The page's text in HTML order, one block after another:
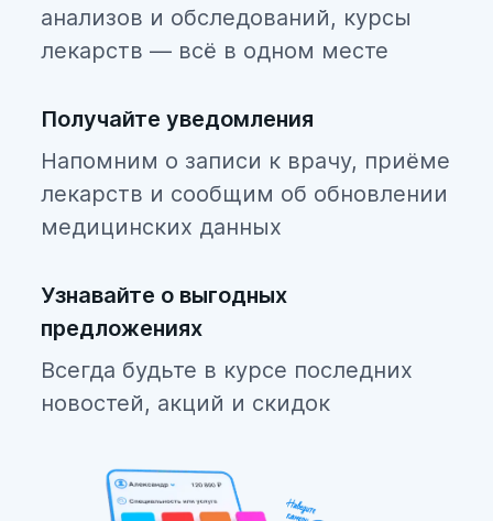
анализов и обследований, курсы
лекарств — всё в одном месте
Получайте уведомления
Напомним о записи к врачу, приёме
лекарств и сообщим об обновлении
медицинских данных
Узнавайте о выгодных
предложениях
Всегда будьте в курсе последних
новостей, акций и скидок